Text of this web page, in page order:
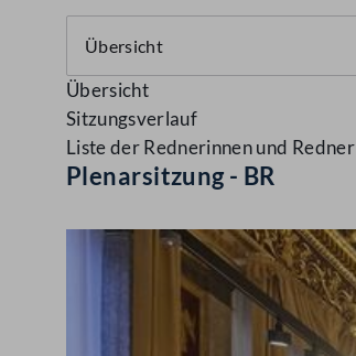
Übersicht
Sitzungsverlauf
Liste der Rednerinnen und Redner
Plenarsitzung - BR